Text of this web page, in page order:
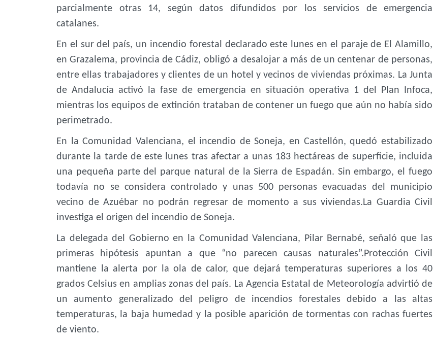
parcialmente otras 14, según datos difundidos por los servicios de emergencia
catalanes.
En el sur del país, un incendio forestal declarado este lunes en el paraje de El Alamillo,
en Grazalema, provincia de Cádiz, obligó a desalojar a más de un centenar de personas,
entre ellas trabajadores y clientes de un hotel y vecinos de viviendas próximas. La Junta
de Andalucía activó la fase de emergencia en situación operativa 1 del Plan Infoca,
mientras los equipos de extinción trataban de contener un fuego que aún no había sido
perimetrado.
En la Comunidad Valenciana, el incendio de Soneja, en Castellón, quedó estabilizado
durante la tarde de este lunes tras afectar a unas 183 hectáreas de superficie, incluida
una pequeña parte del parque natural de la Sierra de Espadán. Sin embargo, el fuego
todavía no se considera controlado y unas 500 personas evacuadas del municipio
vecino de Azuébar no podrán regresar de momento a sus viviendas.La Guardia Civil
investiga el origen del incendio de Soneja.
La delegada del Gobierno en la Comunidad Valenciana, Pilar Bernabé, señaló que las
primeras hipótesis apuntan a que “no parecen causas naturales”.Protección Civil
mantiene la alerta por la ola de calor, que dejará temperaturas superiores a los 40
grados Celsius en amplias zonas del país. La Agencia Estatal de Meteorología advirtió de
un aumento generalizado del peligro de incendios forestales debido a las altas
temperaturas, la baja humedad y la posible aparición de tormentas con rachas fuertes
de viento.